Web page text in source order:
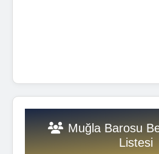
Muğla Barosu
Listesi